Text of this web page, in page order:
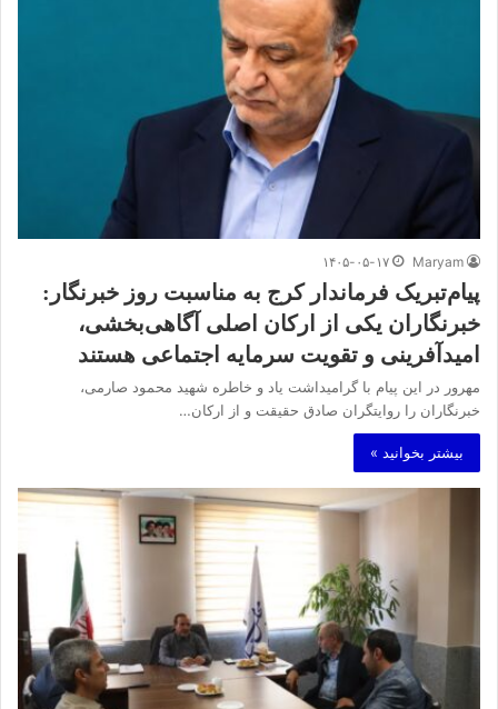
Maryam ۱۴۰۵-۰۵-۱۷
پیام‌تبریک فرماندار کرج به مناسبت روز خبرنگار:
خبرنگاران یکی از ارکان اصلی آگاهی‌بخشی،
امیدآفرینی و تقویت سرمایه اجتماعی هستند
مهرور در این پیام با گرامیداشت یاد و خاطره شهید محمود صارمی،
خبرنگاران را روایتگران صادق حقیقت و از ارکان…
بیشتر بخوانید »